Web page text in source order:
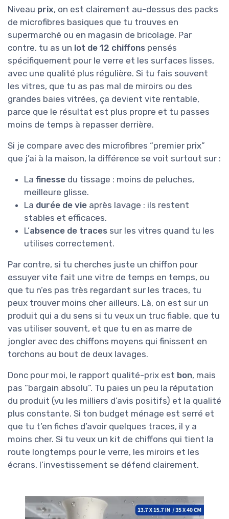
Niveau prix, on est clairement au-dessus des packs
de microfibres basiques que tu trouves en
supermarché ou en magasin de bricolage. Par
contre, tu as un lot de 12 chiffons pensés
spécifiquement pour le verre et les surfaces lisses,
avec une qualité plus régulière. Si tu fais souvent
les vitres, que tu as pas mal de miroirs ou des
grandes baies vitrées, ça devient vite rentable,
parce que le résultat est plus propre et tu passes
moins de temps à repasser derrière.
Si je compare avec des microfibres “premier prix”
que j’ai à la maison, la différence se voit surtout sur :
La finesse du tissage : moins de peluches,
meilleure glisse.
La durée de vie après lavage : ils restent
stables et efficaces.
L’absence de traces sur les vitres quand tu les
utilises correctement.
Par contre, si tu cherches juste un chiffon pour
essuyer vite fait une vitre de temps en temps, ou
que tu n’es pas très regardant sur les traces, tu
peux trouver moins cher ailleurs. Là, on est sur un
produit qui a du sens si tu veux un truc fiable, que tu
vas utiliser souvent, et que tu en as marre de
jongler avec des chiffons moyens qui finissent en
torchons au bout de deux lavages.
Donc pour moi, le rapport qualité-prix est bon, mais
pas “bargain absolu”. Tu paies un peu la réputation
du produit (vu les milliers d’avis positifs) et la qualité
plus constante. Si ton budget ménage est serré et
que tu t’en fiches d’avoir quelques traces, il y a
moins cher. Si tu veux un kit de chiffons qui tient la
route longtemps pour le verre, les miroirs et les
écrans, l’investissement se défend clairement.